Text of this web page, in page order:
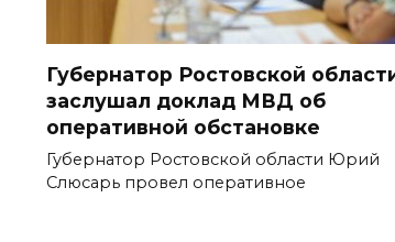
Губернатор Ростовской
заслушал доклад МВД об
оперативной обстановке
Губернатор Ростовской области Юрий
Слюсарь провел оперативное